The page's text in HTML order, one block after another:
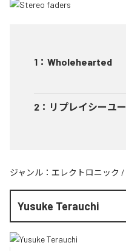
1 ： Wholehearted
2 ： リプレイシーユー
ジャンル： エレクトロニック /
Yusuke Terauchi